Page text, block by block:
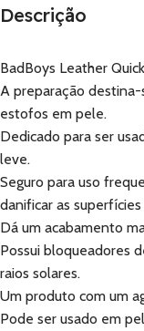
Descrição
BadBoys Leather
A preparação
estofos em pele.
Dedicado para ser
leve.
Seguro para uso
danificar as
Dá um acabamento
Possui bloqueadores
raios solares.
Um produto com um
Pode ser usado em